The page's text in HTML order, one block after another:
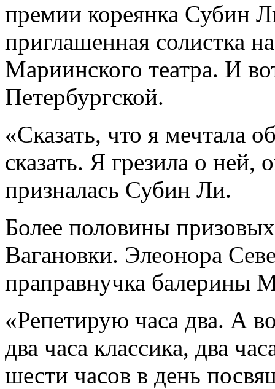
премии кореянка Субин
приглашенная солистка
Мариинского театра. И
Петербургской.
«Сказать, что я мечтала
сказать. Я грезила о ней,
призналась Субин Ли.
Более половины
Вагановки. Элеонора
праправнучка балерины
«Репетирую часа два. А
два часа классика, два
шести часов в день